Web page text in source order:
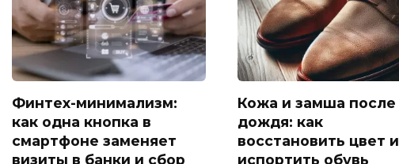
Финтех-минимализм:
как одна кнопка в
смартфоне заменяет
визиты в банки и сбор
Кожа и замша после
дождя: как
восстановить цвет
испортить обувь